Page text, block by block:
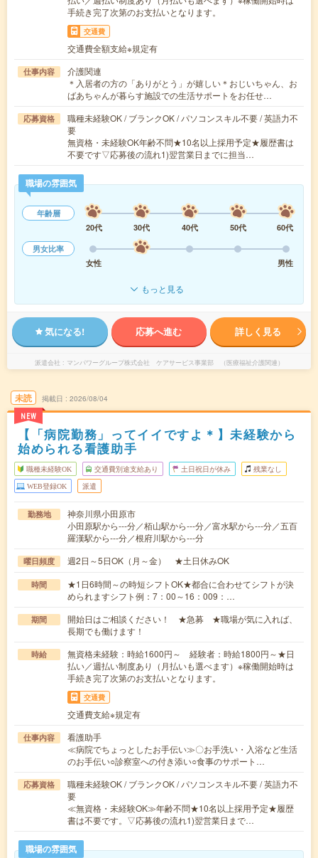
手続き完了次第のお支払いとなります。
交通費
交通費全額支給※規定有
仕事内容
介護関連
＊入居者の方の「ありがとう」が嬉しい＊おじいちゃん、お
ばあちゃんが暮らす施設での生活サポートをお任せ…
応募資格
職種未経験OK / ブランクOK / パソコンスキル不要 / 英語力不
要
無資格・未経験OK年齢不問★10名以上採用予定★履歴書は
不要です▽応募後の流れ1)翌営業日までに担当…
職場の雰囲気
年齢層
20代
30代 40代 50代
60代
男女比率
女性
男性
もっと見る
気になる! 応募へ進む 詳しく見る
派遣会社 マンパワーグループ株式会社 ケアサービス事業部 （医療福祉介護関連）
未読
NEW
掲載日 2026/08/04
【「病院勤務」ってイイですよ＊】未経験から
始められる看護助手
職種未経験OK 交通費別途支給あり 土日祝日が休み 残業なし
WEB登録OK 派遣
勤務地
神奈川県小田原市
小田原駅から---分／栢山駅から---分／富水駅から---分／五百
羅漢駅から---分／根府川駅から---分
曜日頻度 週2日～5日OK（月～金） ★土日休みOK
時間
★1日6時間～の時短シフトOK★都合に合わせてシフトが決
められますシフト例：7：00～16：009：…
期間
開始日はご相談ください！ ★急募 ★職場が気に入れば、
長期でも働けます！
時給
無資格未経験：時給1600円～ 経験者：時給1800円～★日
払い／週払い制度あり（月払いも選べます）※稼働開始時は
手続き完了次第のお支払いとなります。
交通費
交通費支給※規定有
仕事内容
看護助手
≪病院でちょっとしたお手伝い≫〇お手洗い・入浴など生活
のお手伝い○診察室への付き添い○食事のサポート…
応募資格
職種未経験OK / ブランクOK / パソコンスキル不要 / 英語力不
要
≪無資格・未経験OK≫年齢不問★10名以上採用予定★履歴
書は不要です。▽応募後の流れ1)翌営業日まで…
職場の雰囲気